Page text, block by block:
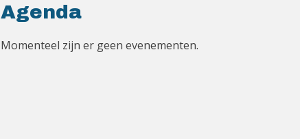
Agenda
Momenteel zijn er geen evenementen.